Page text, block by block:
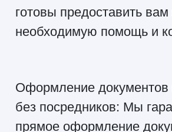
готовы предоставить
необходимую помощь и
Оформление
без посредников: Мы
прямое оформление